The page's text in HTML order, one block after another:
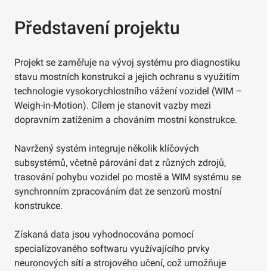
Představení projektu
Projekt se zaměřuje na vývoj systému pro diagnostiku
stavu mostních konstrukcí a jejich ochranu s využitím
technologie vysokorychlostního vážení vozidel (WIM –
Weigh-in-Motion). Cílem je stanovit vazby mezi
dopravním zatížením a chováním mostní konstrukce.
Navržený systém integruje několik klíčových
subsystémů, včetně párování dat z různých zdrojů,
trasování pohybu vozidel po mostě a WIM systému se
synchronním zpracováním dat ze senzorů mostní
konstrukce.
Získaná data jsou vyhodnocována pomocí
specializovaného softwaru využívajícího prvky
neuronových sítí a strojového učení, což umožňuje